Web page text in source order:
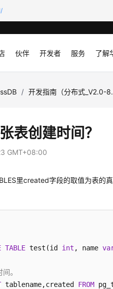
伙伴 开发者 服务 了解
/ 开发指南（分布式_V2.0-
表创建时间？
GMT+08:00
里created字段的取值为表的真
TABLE test(id int , name
。
tablename,created FROM